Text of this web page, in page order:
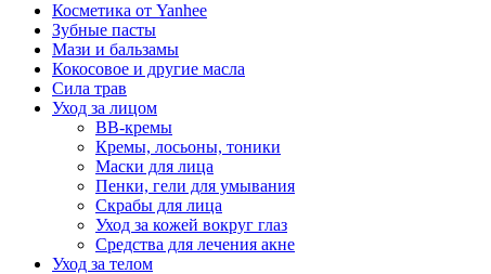
Косметика от Yanhee
Зубные пасты
Мази и бальзамы
Кокосовое и другие масла
Сила трав
Уход за лицом
BB-кремы
Кремы, лосьоны, тоники
Маски для лица
Пенки, гели для умывания
Скрабы для лица
Уход за кожей вокруг глаз
Средства для лечения акне
Уход за телом